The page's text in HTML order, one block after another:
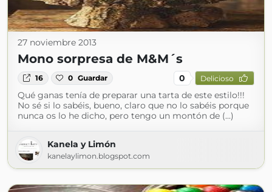
27 noviembre 2013
Mono sorpresa de M&M´s
16 0 Guardar 0 Delicioso
Qué ganas tenía de preparar una tarta de este estilo!!!
No sé si lo sabéis, bueno, claro que no lo sabéis porque
nunca os lo he dicho, pero tengo un montón de (...)
Kanela y Limón
kanelaylimon.blogspot.com